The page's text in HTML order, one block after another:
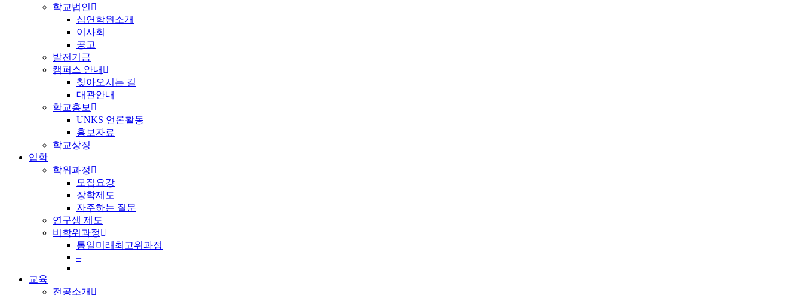
학교법인
심연학원소개
이사회
공고
발전기금
캠퍼스 안내
찾아오시는 길
대관안내
학교홍보
UNKS 언론활동
홍보자료
학교상징
입학
학위과정
모집요강
장학제도
자주하는 질문
연구생 제도
비학위과정
통일미래최고위과정
–
–
교육
전공소개